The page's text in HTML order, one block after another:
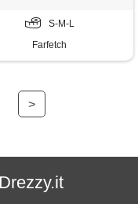
S-M-L
Farfetch
>